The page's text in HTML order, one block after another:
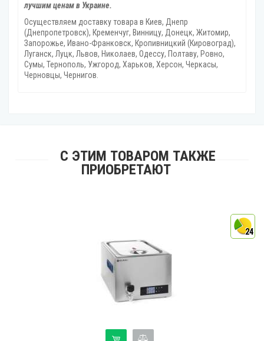
лучшим ценам в Украине.
Осуществляем доставку товара в Киев, Днепр
(Днепропетровск), Кременчуг, Винницу, Донецк‎, Житомир,
Запорожье, Ивано-Франковск, Кропивницкий‎ (Кировоград),
Луганск, Луцк, Львов, Николаев, Одессу, Полтаву, Ровно,
Сумы, Тернополь, Ужгород‎, Харьков, Херсон‎, Черкасы,
Черновцы, Чернигов.
С ЭТИМ ТОВАРОМ ТАКЖЕ
ПРИОБРЕТАЮТ
24